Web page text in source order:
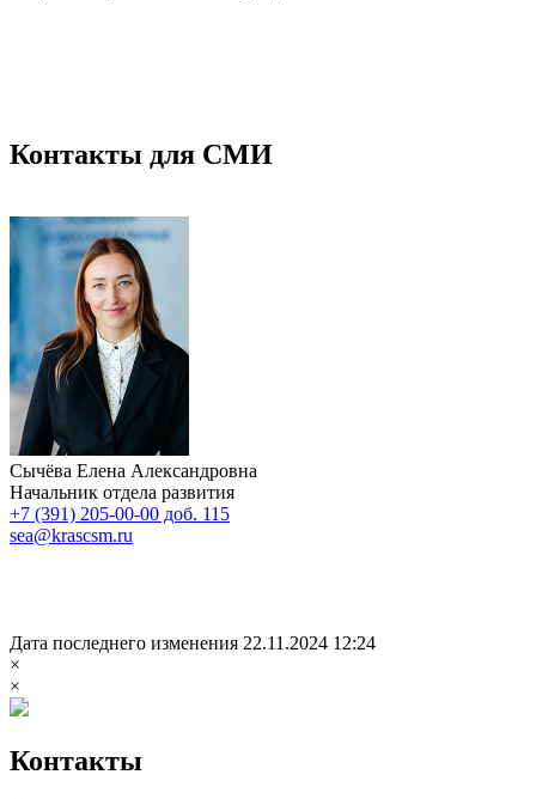
Контакты для СМИ
Сычёва Елена Александровна
Начальник отдела развития
+7 (391) 205-00-00 доб. 115
sea@krascsm.ru
Дата последнего изменения 22.11.2024 12:24
×
×
Контакты